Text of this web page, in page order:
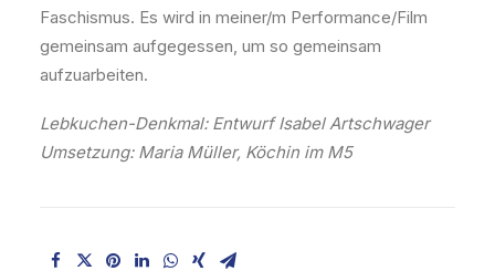
Faschismus. Es wird in meiner/m Performance/Film
gemeinsam aufgegessen, um so gemeinsam
aufzuarbei­ten.
Lebkuchen-Denkmal: Entwurf Isabel Artschwager
Umsetzung: Maria Müller, Köchin im M5